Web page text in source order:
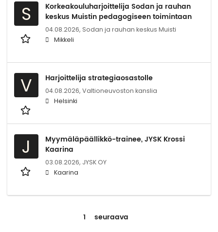
S
Korkeakouluharjoittelija Sodan ja rauhan
keskus Muistin pedagogiseen toimintaan
04.08.2026, Sodan ja rauhan keskus Muisti
Mikkeli
V Harjoittelija strategiaosastolle
04.08.2026, Valtioneuvoston kanslia
Helsinki
J
Myymäläpäällikkö-trainee, JYSK Krossi
Kaarina
03.08.2026, JYSK OY
Kaarina
1 seuraava